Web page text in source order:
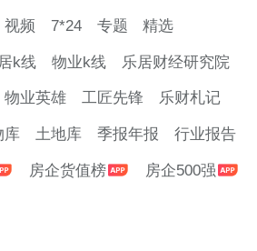
视频 7*24 专题 精选
k线 物业k线 乐居财经研究院
物业英雄 工匠先锋 乐财札记
库 土地库 季报年报 行业报告
房企货值榜 房企500强